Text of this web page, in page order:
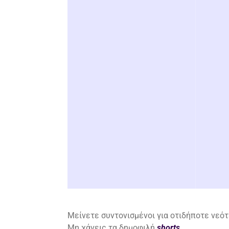
Μείνετε συντονισμένοι για οτιδήποτε